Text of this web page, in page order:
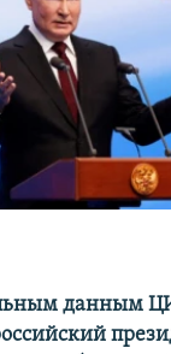
КРЫМА
данным